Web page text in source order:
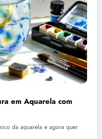
em Aquarela com
da aquarela e agora quer